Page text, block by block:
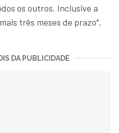
os outros. Inclusive a
três meses de prazo",
DA PUBLICIDADE